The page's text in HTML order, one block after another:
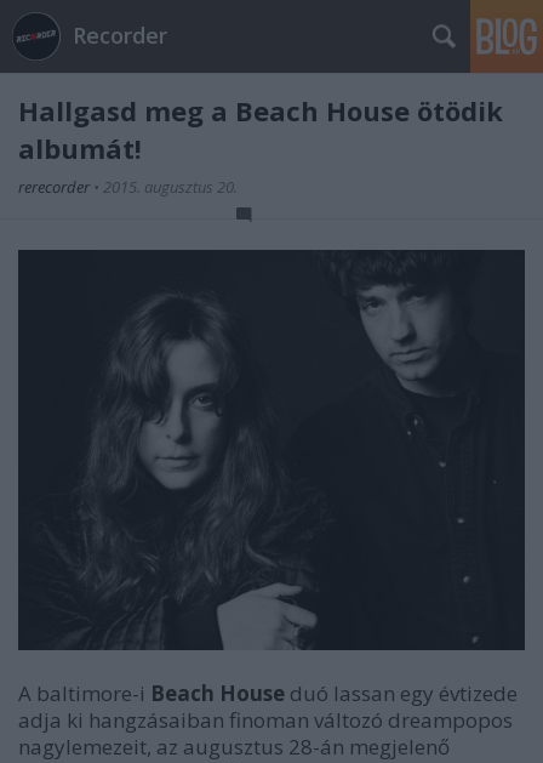
Recorder
Hallgasd meg a Beach House ötödik
albumát!
rerecorder • 2015. augusztus 20.
A baltimore-i Beach House duó lassan egy évtizede
adja ki hangzásaiban finoman változó dreampopos
nagylemezeit, az augusztus 28-án megjelenő